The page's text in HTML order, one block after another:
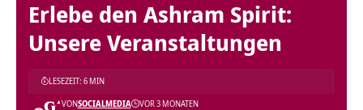
Erlebe den Ashram Spirit:
Unsere Veranstaltungen
VONSOCIALMEDIA VOR 3 MONATEN
LESEZEIT: 6 MIN